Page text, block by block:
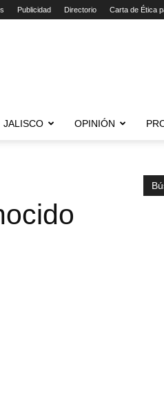
Publicidad Directorio Carta de Ética
JALISCO OPINIÓN